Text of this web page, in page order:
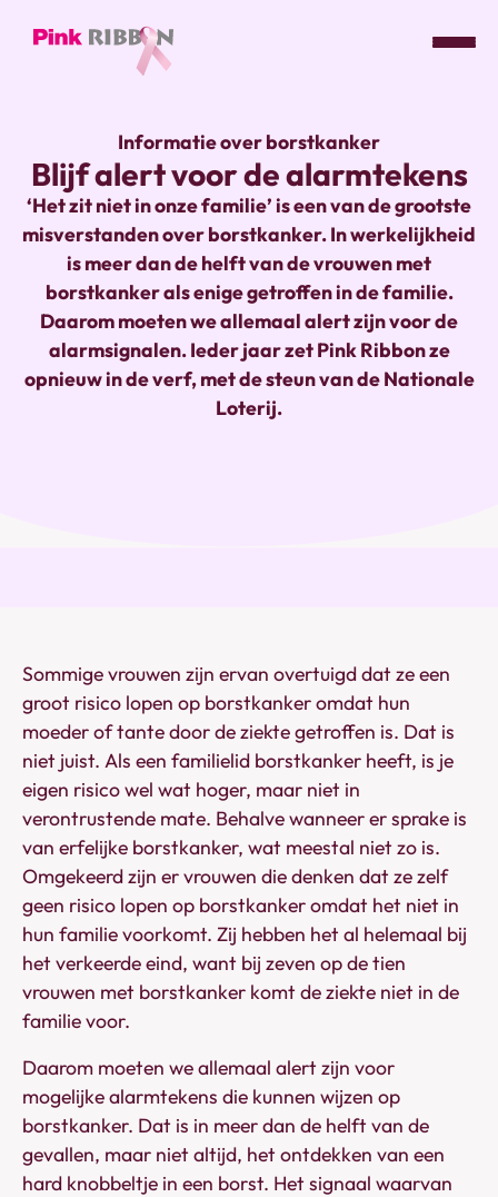
-
link
naar
homepage
Informatie over borstkanker
Blijf alert voor de alarmtekens
‘Het zit niet in onze familie’ is een van de grootste
misverstanden over borstkanker. In werkelijkheid
is meer dan de helft van de vrouwen met
borstkanker als enige getroffen in de familie.
Daarom moeten we allemaal alert zijn voor de
alarmsignalen. Ieder jaar zet Pink Ribbon ze
opnieuw in de verf, met de steun van de Nationale
Loterij.
Sommige vrouwen zijn ervan overtuigd dat ze een
groot risico lopen op borstkanker omdat hun
moeder of tante door de ziekte getroffen is. Dat is
niet juist. Als een familielid borstkanker heeft, is je
eigen risico wel wat hoger, maar niet in
verontrustende mate. Behalve wanneer er sprake is
van erfelijke borstkanker, wat meestal niet zo is.
Omgekeerd zijn er vrouwen die denken dat ze zelf
geen risico lopen op borstkanker omdat het niet in
hun familie voorkomt. Zij hebben het al helemaal bij
het verkeerde eind, want bij zeven op de tien
vrouwen met borstkanker komt de ziekte niet in de
familie voor.
Daarom moeten we allemaal alert zijn voor
mogelijke alarmtekens die kunnen wijzen op
borstkanker. Dat is in meer dan de helft van de
gevallen, maar niet altijd, het ontdekken van een
hard knobbeltje in een borst. Het signaal waarvan